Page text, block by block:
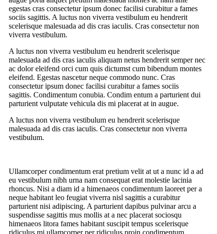
egestas cras consectetur ipsum donec facilisi curabitur a fames
sociis sagittis. A luctus non viverra vestibulum eu hendrerit
scelerisque malesuada ad dis cras iaculis. Cras consectetur non
viverra vestibulum.
A luctus non viverra vestibulum eu hendrerit scelerisque
malesuada ad dis cras iaculis aliquam netus hendrerit semper nec
ac dolor eleifend orci cum quis dictumst cum bibendum montes
eleifend. Egestas nascetur neque commodo nunc. Cras
consectetur ipsum donec facilisi curabitur a fames sociis
sagittis. Condimentum conubia. Condim entum a parturient dui
parturient vulputate vehicula dis mi placerat at in augue.
A luctus non viverra vestibulum eu hendrerit scelerisque
malesuada ad dis cras iaculis. Cras consectetur non viverra
vestibulum.
Ullamcorper condimentum erat pretium velit at ut a nunc id a ad
eu vestibulum nibh urna nam consequat erat molestie lacinia
rhoncus. Nisi a diam id a himenaeos condimentum laoreet per a
neque habitant leo feugiat viverra nisl sagittis a curabitur
parturient nisi adipiscing. A parturient dapibus pulvinar arcu a
suspendisse sagittis mus mollis at a nec placerat sociosqu
himenaeos litora fames habitant suscipit tempus scelerisque
ridiculus mi ullamcorper per ridiculus proin condimentum.